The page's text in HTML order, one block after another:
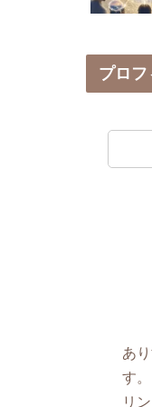
プロフ
あ
す
リ